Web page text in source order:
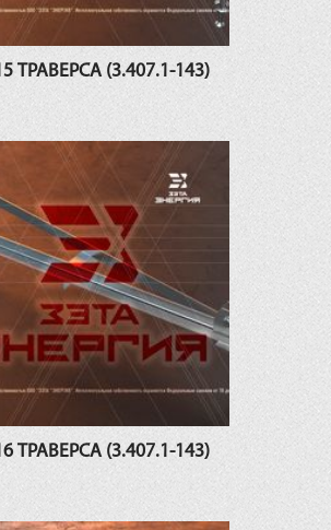
ТРАВЕРСА (3.407.1-143)
ТРАВЕРСА (3.407.1-143)